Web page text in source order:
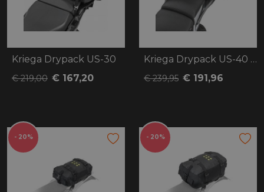
Kriega Drypack US-30
€ 219,00 € 167,20
Kriega Drypack US-40 Rackpack
€ 239,95 € 191,96
- 20% - 20%